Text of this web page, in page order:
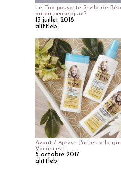
Le Trio-pousette Stella de
on en pense quoi?
13 juillet 2018
alittleb
Avant / Après : J'ai testé la
Vacances !
5 octobre 2017
alittleb